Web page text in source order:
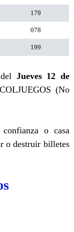
179
078
199
Jueves 12 de
(No
o casa
o destruir billetes